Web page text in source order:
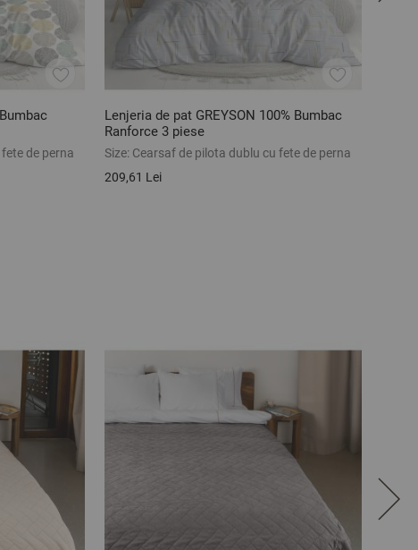
de perna
Lenjeria de pat GREYSON 100% Bumbac
Ranforce 3 piese
Size: Cearsaf de pilota dublu cu fete de perna
209,61 Lei